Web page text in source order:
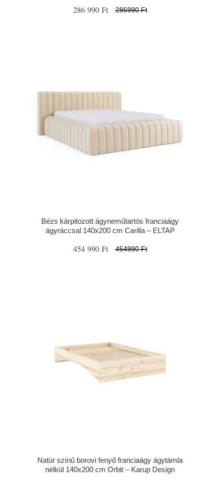
286 990 Ft 286990 Ft
Bézs kárpitozott ágyneműtartós franciaágy
ágyráccsal 140x200 cm Carilla – ELTAP
454 990 Ft 454990 Ft
Natúr színű borovi fenyő franciaágy ágytámla
nélkül 140x200 cm Orbit – Karup Design